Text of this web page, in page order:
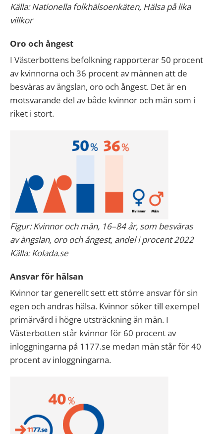
Källa: Nationella folkhälsoenkäten, Hälsa på lika
villkor
Oro och ångest
I Västerbottens befolkning rapporterar 50 procent
av kvinnorna och 36 procent av männen att de
besväras av ängslan, oro och ångest. Det är en
motsvarande del av både kvinnor och män som i
riket i stort.
Figur: Kvinnor och män, 16–84 år, som besväras
av ängslan, oro och ångest, andel i procent 2022
Källa: Kolada.se
Ansvar för hälsan
Kvinnor tar generellt sett ett större ansvar för sin
egen och andras hälsa. Kvinnor söker till exempel
primärvård i högre utsträckning än män. I
Västerbotten står kvinnor för 60 procent av
inloggningarna på 1177.se medan män står för 40
procent av inloggningarna.